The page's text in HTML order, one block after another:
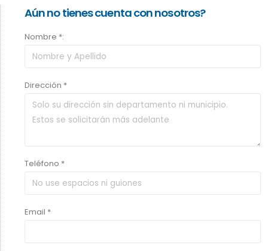
Aún no tienes cuenta con nosotros?
Nombre *:
Dirección *
Teléfono *
Email *